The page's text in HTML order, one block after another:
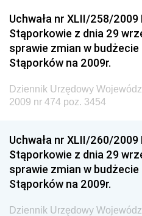
Dziennik Urzędowy
Dziennik Urzędowy
Społecznej
Dziennik Urzędowy
i Gospodarki Morskiej
Dziennik Urzędowy
Dziennik Urzędowy
Antykorupcyjnego
Wewnętrznego
Uchwała nr XLII/258/2009
Stąporkowie z dnia 29
sprawie zmian w budżecie
Stąporków na 2009r.
Dziennik Urzędowy
2009 nr 474 poz. 3454
Uchwała nr XLII/260/2009
Stąporkowie z dnia 29
sprawie zmian w budżecie
Stąporków na 2009r.
Dziennik Urzędowy